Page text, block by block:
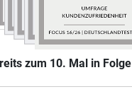
zum 10. Mal in Folge